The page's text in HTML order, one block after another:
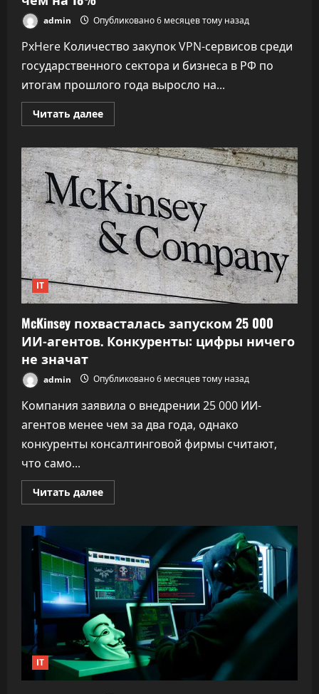
admin Опубликовано 6 месяцев тому назад
PxHere Количество закупок VPN-сервисов среди
государственного сектора и бизнеса в РФ по
итогам прошлого года выросло на...
Читать далееПрочитать
больше
госсектор
и
бизнес
в
РФ
увеличили
закупки
VPN-
сервисов
более
чем
на
18%
IT
McKinsey похвасталась запуском 25 000
ИИ-агентов. Конкуренты: цифры ничего
не значат
admin Опубликовано 6 месяцев тому назад
Компания заявила о внедрении 25 000 ИИ-
агентов менее чем за два года, однако
конкуренты консалтинговой фирмы считают,
что само...
Читать далееПрочитать
больше
25
000
ИИ-
агентов.
Конкуренты:
цифры
ничего
не
значат
IT